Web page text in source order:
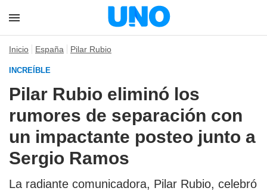
Inicio España Pilar Rubio
INCREÍBLE
Pilar Rubio eliminó los
rumores de separación con
un impactante posteo junto a
Sergio Ramos
La radiante comunicadora, Pilar Rubio, celebró